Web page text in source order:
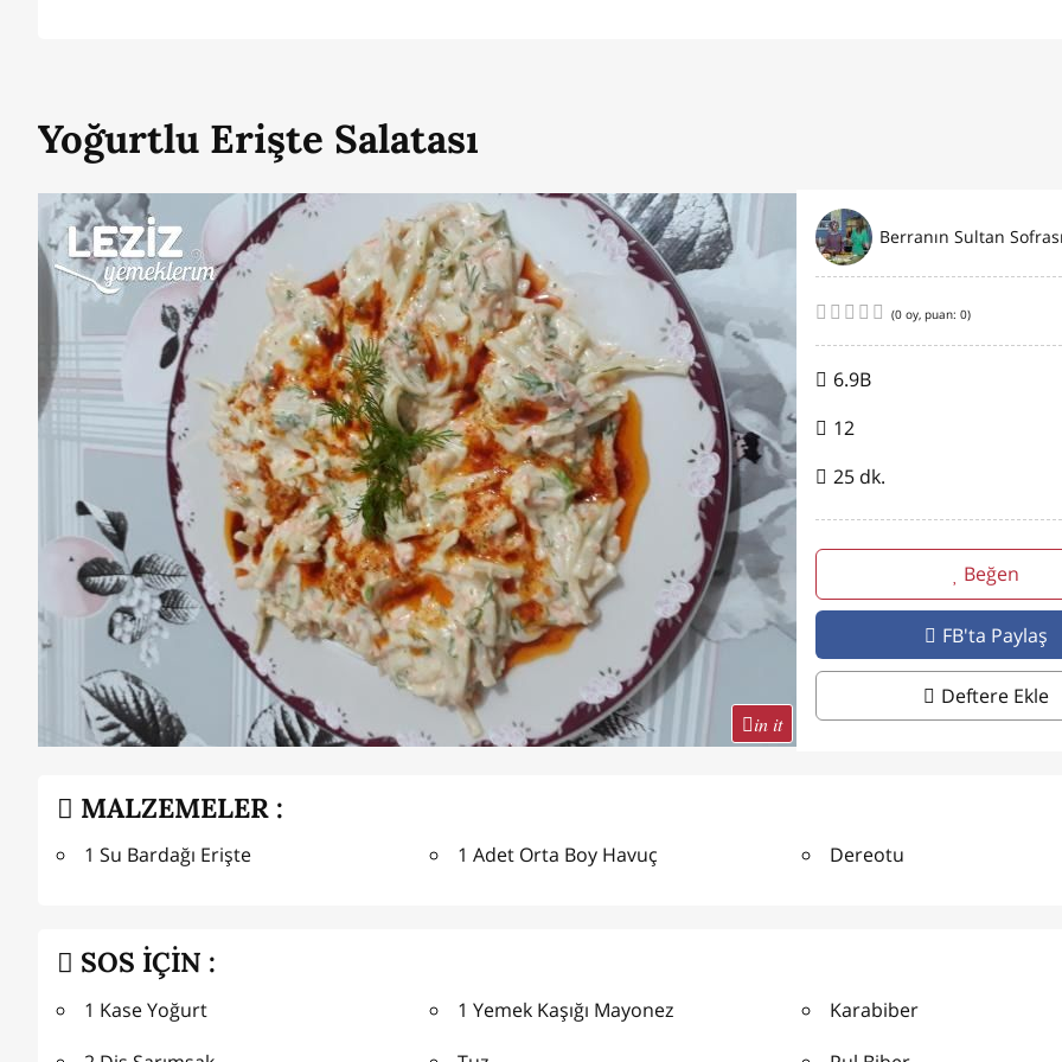
Yoğurtlu Erişte Salatası
in it
Berranın Sultan Sofrası
(0 oy, puan: 0)
6.9B
12
25 dk.
Beğen
FB'ta Paylaş
Deftere Ekle
MALZEMELER :
1 Su Bardağı Erişte 1 Adet Orta Boy Havuç Dereotu
SOS İÇİN :
1 Kase Yoğurt
1 Yemek Kaşığı Mayonez
Karabiber